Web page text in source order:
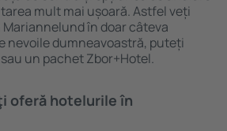
mult mai ușoară. Astfel veți
în doar câteva
nevoile dumneavoastră, puteți
un pachet Zbor+Hotel.
oferă hotelurile în